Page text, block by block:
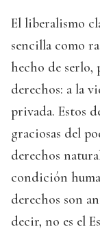
El liberalismo
sencilla como
hecho de serlo,
derechos: a la
privada. Estos
graciosas del
derechos
condición
derechos son
decir, no es el